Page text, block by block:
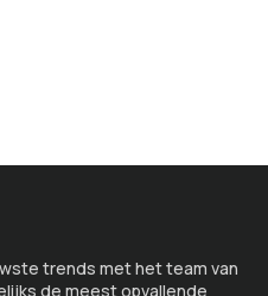
trends met het team van
de meest opvallende